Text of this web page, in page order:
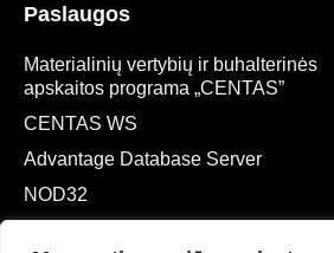
Paslaugos
Materialinių vertybių ir buhalterinės
apskaitos programa „CENTAS”
CENTAS WS
Advantage Database Server
NOD32